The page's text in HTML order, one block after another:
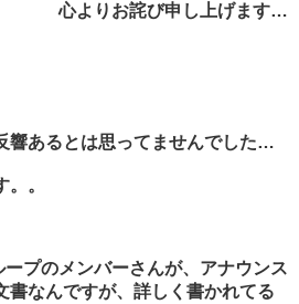
心よりお詫び申し上げます…
響あるとは思ってませんでした…
。
プのメンバーさんが、アナウンス
書なんですが、詳しく書かれてる